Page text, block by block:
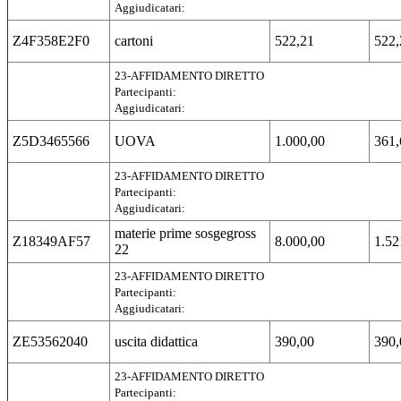
Aggiudicatari:
Z4F358E2F0 cartoni 522,21
23-AFFIDAMENTO DIRETTO
Partecipanti:
Aggiudicatari:
Z5D3465566 UOVA 1.000,00
23-AFFIDAMENTO DIRETTO
Partecipanti:
Aggiudicatari:
Z18349AF57
materie prime sosgegross
22
8.000,00
23-AFFIDAMENTO DIRETTO
Partecipanti:
Aggiudicatari:
ZE53562040 uscita didattica 390,00
23-AFFIDAMENTO DIRETTO
Partecipanti: